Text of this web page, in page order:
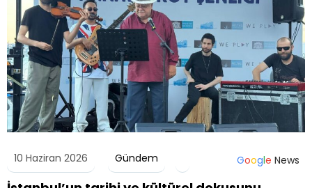
10 Haziran 2026 Gündem Google News